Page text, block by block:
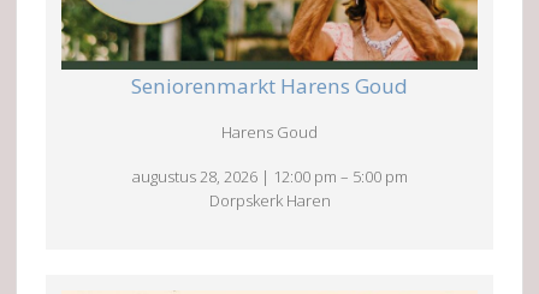
Seniorenmarkt Harens Goud
Harens Goud
augustus 28, 2026 | 12:00 pm – 5:00 pm
Dorpskerk Haren